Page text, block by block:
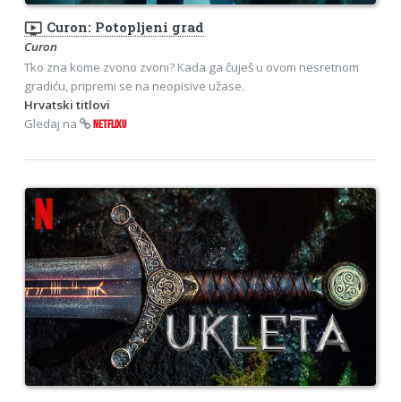
ondemand_video Curon: Potopljeni grad
Curon
Tko zna kome zvono zvoni? Kada ga čuješ u ovom nesretnom
gradiću, pripremi se na neopisive užase.
Hrvatski titlovi
Gledaj na
NETFLIXU